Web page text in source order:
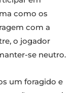
como os
com a
o jogador
se neutro.
um foragido e